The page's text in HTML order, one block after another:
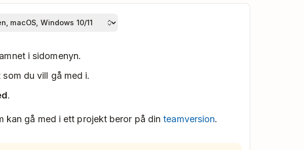
i sidomenyn.
du vill gå med i.
.
kan gå med i ett projekt beror på dinteamversion.